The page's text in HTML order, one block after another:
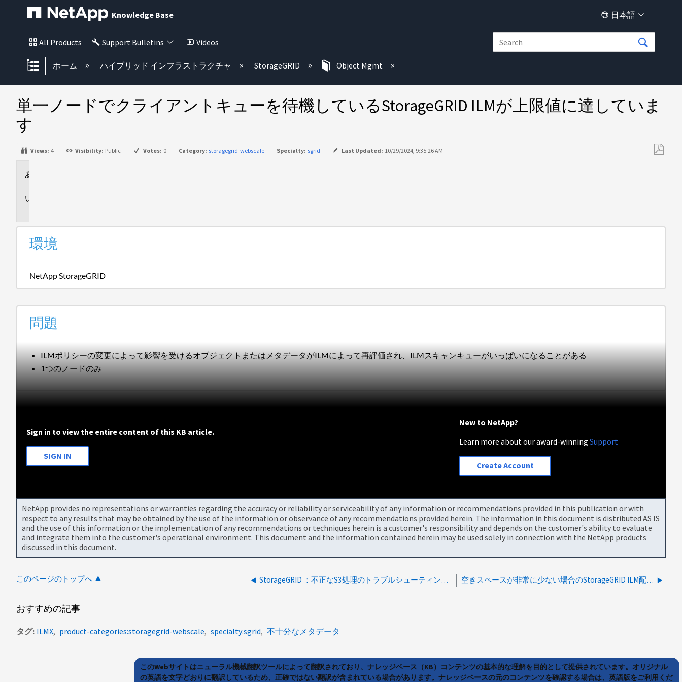
Knowledge Base 日本語
All Products Support Bulletins Videos
グローバル階層を展開/折りたたむ
ホーム ハイブリッド インフラストラクチャ StorageGRID Object Mgmt
単一ノードでクライアントキューを待機しているStorageGRID ILMが上限値に達していま
す
Views: 4 Visibility: Public Votes: 0 Category: storagegrid-webscale Specialty: sgrid Last Updated: 10/29/2024, 9:35:26 AM
環境
NetApp StorageGRID
問題
ILMポリシーの変更によって影響を受けるオブジェクトまたはメタデータがILMによって再評価され、ILMスキャンキューがいっぱいになることがある
1つのノードのみ
Sign in to view the entire content of this KB article.
SIGN IN
New to NetApp?
Learn more about our award-winningSupport
Create Account
NetApp provides no representations or warranties regarding the accuracy or reliability or serviceability of any information or recommendations provided in this publication or with
respect to any results that may be obtained by the use of the information or observance of any recommendations provided herein. The information in this document is distributed AS IS
and the use of this information or the implementation of any recommendations or techniques herein is a customer's responsibility and depends on the customer's ability to evaluate
and integrate them into the customer's operational environment. This document and the information contained herein may be used solely in connection with the NetApp products
discussed in this document.
このページのトップへ StorageGRID ：不正なS3処理のトラブルシューティング方法 空きスペースが非常に少ない場合のStorageGRID ILM配置不可アラート
おすすめの記事
タグ ILMX product-categories:storagegrid-webscale specialty:sgrid 不十分なメタデータ
このWebサイトはニューラル機械翻訳ツールによって翻訳されており、ナレッジベース（KB）コンテンツの基本的な理解を目的として提供されています。オリジナル
の英語を文字どおりに翻訳しているため、正確ではない翻訳が含まれている場合があります。ナレッジベースの元のコンテンツを確認する場合は、英語版をご利用くだ